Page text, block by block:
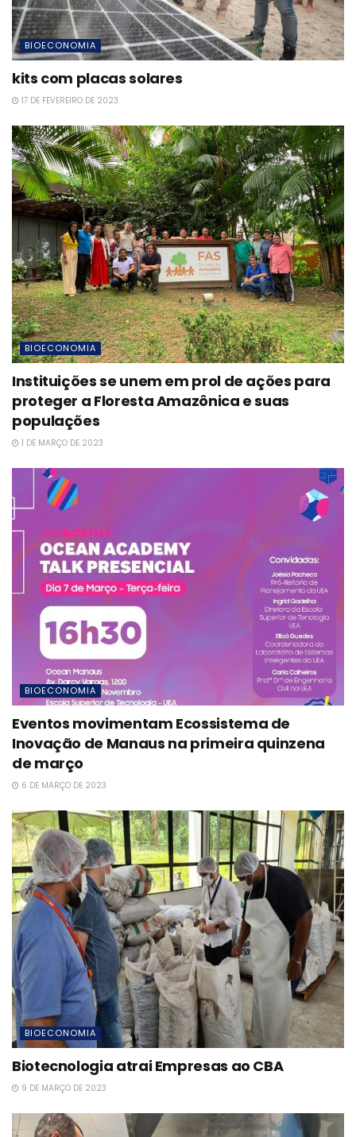
BIOECONOMIA
kits com placas solares
17 DE FEVEREIRO DE 2023
BIOECONOMIA
Instituições se unem em prol de ações para
proteger a Floresta Amazônica e suas
populações
1 DE MARÇO DE 2023
BIOECONOMIA
Eventos movimentam Ecossistema de
Inovação de Manaus na primeira quinzena
de março
6 DE MARÇO DE 2023
BIOECONOMIA
Biotecnologia atrai Empresas ao CBA
9 DE MARÇO DE 2023